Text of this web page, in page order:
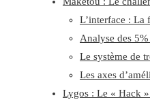
L’interface : La
Analyse des
Le système de
Les axes
Lygos : Le « Hack